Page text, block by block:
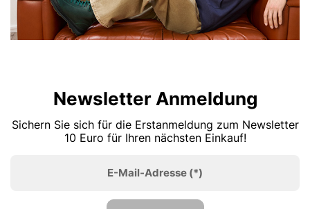
Newsletter Anmeldung
Sichern Sie sich für die Erstanmeldung zum Newsletter
10 Euro für Ihren nächsten Einkauf!
E-Mail-Adresse (*)